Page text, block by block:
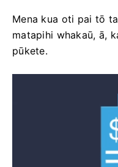
Mena kua oti pai tō
matapihi whakaū, ā,
pūkete.